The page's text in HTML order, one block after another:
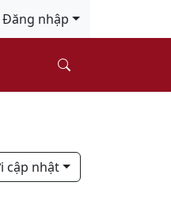
Đăng nhập
cập nhật